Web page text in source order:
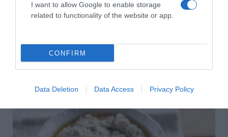
I want to allow Google to enable storage
related to functionality of the website or app.
CONFIRM
Data Deletion Data Access Privacy Policy